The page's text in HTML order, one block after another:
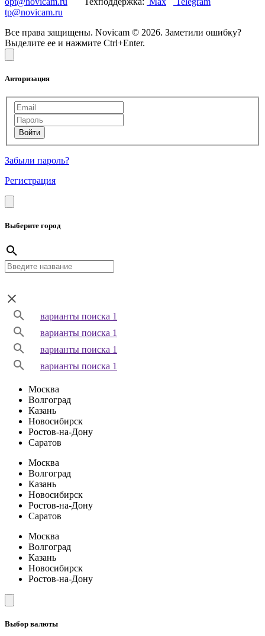
tp@novicam.ru
Все права защищены. Novicam © 2026. Заметили ошибку?
Выделите ее и нажмите Ctrl+Enter.
Авторизация
Забыли пароль?
Регистрация
Выберите город
варианты поиска 1
варианты поиска 1
варианты поиска 1
варианты поиска 1
Москва
Волгоград
Казань
Новосибирск
Ростов-на-Дону
Саратов
Москва
Волгоград
Казань
Новосибирск
Ростов-на-Дону
Саратов
Москва
Волгоград
Казань
Новосибирск
Ростов-на-Дону
Выбор валюты